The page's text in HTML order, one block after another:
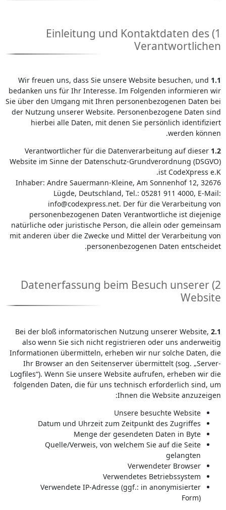
1) Einleitung und Kontaktdaten des
Verantwortlichen
1.1
Wir freuen uns, dass Sie unsere Website besuchen, und
bedanken uns für Ihr Interesse. Im Folgenden informieren wir
Sie über den Umgang mit Ihren personenbezogenen Daten bei
der Nutzung unserer Website. Personenbezogene Daten sind
hierbei alle Daten, mit denen Sie persönlich identifiziert
werden können.
1.2
Verantwortlicher für die Datenverarbeitung auf dieser
Website im Sinne der Datenschutz-Grundverordnung (DSGVO)
ist CodeXpress e.K.
Inhaber: Andre Sauermann-Kleine, Am Sonnenhof 12, 32676
Lügde, Deutschland, Tel.: 05281 911 4000, E-Mail:
info@codexpress.net. Der für die Verarbeitung von
personenbezogenen Daten Verantwortliche ist diejenige
natürliche oder juristische Person, die allein oder gemeinsam
mit anderen über die Zwecke und Mittel der Verarbeitung von
personenbezogenen Daten entscheidet.
2) Datenerfassung beim Besuch unserer
Website
2.1
Bei der bloß informatorischen Nutzung unserer Website,
also wenn Sie sich nicht registrieren oder uns anderweitig
Informationen übermitteln, erheben wir nur solche Daten, die
Ihr Browser an den Seitenserver übermittelt (sog. „Server-
Logfiles“). Wenn Sie unsere Website aufrufen, erheben wir die
folgenden Daten, die für uns technisch erforderlich sind, um
Ihnen die Website anzuzeigen:
Unsere besuchte Website
Datum und Uhrzeit zum Zeitpunkt des Zugriffes
Menge der gesendeten Daten in Byte
Quelle/Verweis, von welchem Sie auf die Seite
gelangten
Verwendeter Browser
Verwendetes Betriebssystem
Verwendete IP-Adresse (ggf.: in anonymisierter
Form)